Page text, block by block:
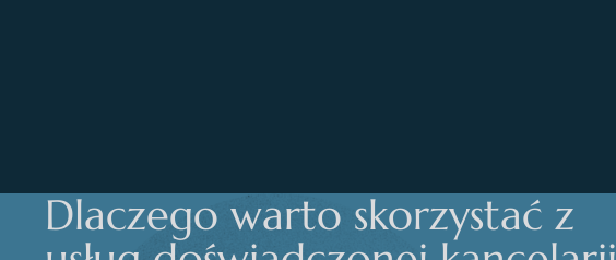
Dlaczego warto skorzystać z